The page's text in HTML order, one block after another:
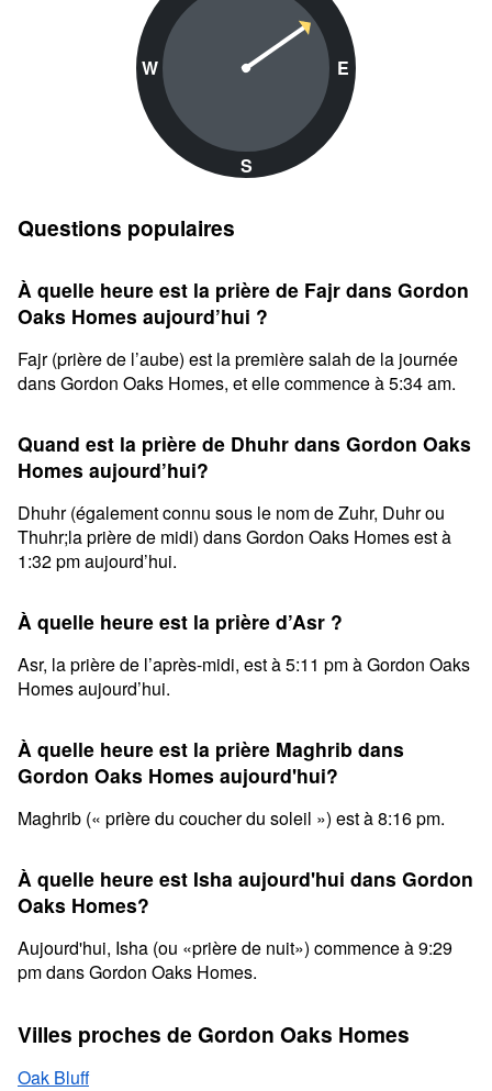
W
S
E
Questions populaires
À quelle heure est la prière de Fajr dans Gordon
Oaks Homes aujourd’hui ?
Fajr (prière de l’aube) est la première salah de la journée
dans Gordon Oaks Homes, et elle commence à 5:34 am.
Quand est la prière de Dhuhr dans Gordon Oaks
Homes aujourd’hui?
Dhuhr (également connu sous le nom de Zuhr, Duhr ou
Thuhr;la prière de midi) dans Gordon Oaks Homes est à
1:32 pm aujourd’hui.
À quelle heure est la prière d’Asr ?
Asr, la prière de l’après-midi, est à 5:11 pm à Gordon Oaks
Homes aujourd’hui.
À quelle heure est la prière Maghrib dans
Gordon Oaks Homes aujourd'hui?
Maghrib (« prière du coucher du soleil ») est à 8:16 pm.
À quelle heure est Isha aujourd'hui dans Gordon
Oaks Homes?
Aujourd'hui, Isha (ou «prière de nuit») commence à 9:29
pm dans Gordon Oaks Homes.
Villes proches de Gordon Oaks Homes
Oak Bluff